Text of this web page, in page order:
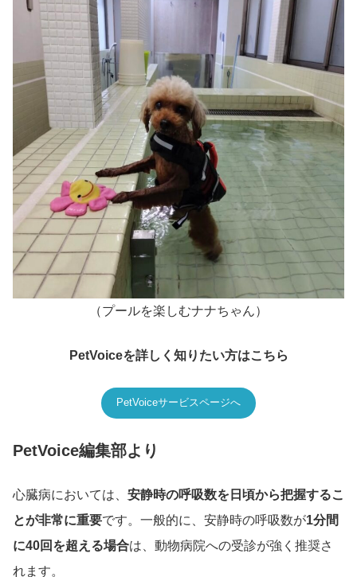
（プールを楽しむナナちゃん）
PetVoiceを詳しく知りたい方はこちら
PetVoiceサービスページへ
PetVoice編集部より
心臓病においては、 安静時の呼吸数を日頃から把握するこ
とが非常に重要です。一般的に、安静時の呼吸数が1分間
に40回を超える場合は、動物病院への受診が強く推奨さ
れます。